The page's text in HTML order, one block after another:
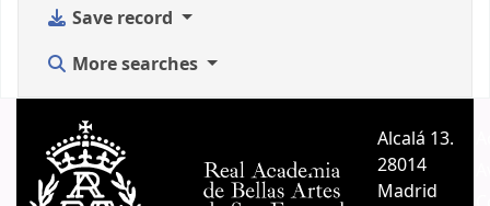
Save record
More searches
Alcalá 13.
28014
Madrid